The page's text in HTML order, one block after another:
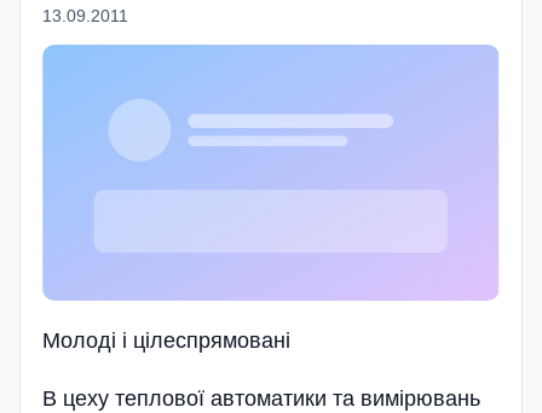
13.09.2011
Молодi i цiлеспрямованi
В цеху теплової автоматики та вимірювань